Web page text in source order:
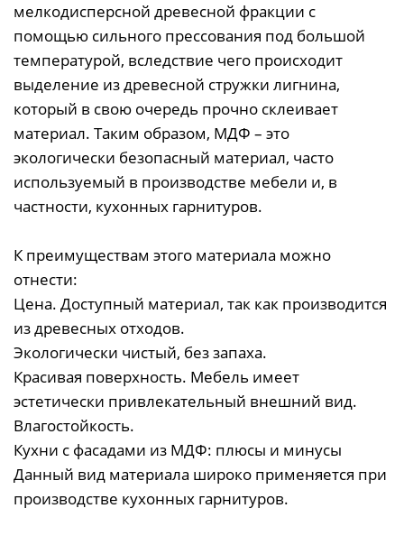
мелкодисперсной древесной фракции с
помощью сильного прессования под большой
температурой, вследствие чего происходит
выделение из древесной стружки лигнина,
который в свою очередь прочно склеивает
материал. Таким образом, МДФ – это
экологически безопасный материал, часто
используемый в производстве мебели и, в
частности, кухонных гарнитуров.
К преимуществам этого материала можно
отнести:
Цена. Доступный материал, так как производится
из древесных отходов.
Экологически чистый, без запаха.
Красивая поверхность. Мебель имеет
эстетически привлекательный внешний вид.
Влагостойкость.
Кухни с фасадами из МДФ: плюсы и минусы
Данный вид материала широко применяется при
производстве кухонных гарнитуров.